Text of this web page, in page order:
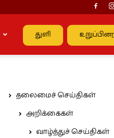
துளி
தலைமைச் செய்திகள்
அறிக்கைகள்
வாழ்த்துச் செய்திகள்